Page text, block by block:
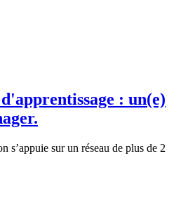
: un(e)
s’appuie sur un réseau de plus de 2